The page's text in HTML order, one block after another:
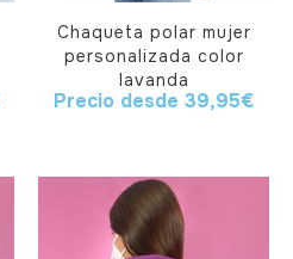
Chaqueta polar mujer
personalizada color
lavanda
Precio desde 39,95€